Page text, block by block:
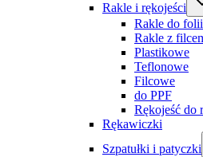
Rakle i rękojeści
Rakle do
Rakle z
Plastikowe
Teflonowe
Filcowe
do PPF
Rękojeść do
Rękawiczki
Szpatułki i patyczki